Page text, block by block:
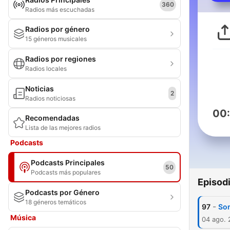
Radios más escuchadas
360
Radios por género
15 géneros musicales
Radios por regiones
Radios locales
Noticias
Radios noticiosas
2
Recomendadas
Lista de las mejores radios
Podcasts
Podcasts Principales
Podcasts más populares
50
Podcasts por Género
18 géneros temáticos
Música
97 -
04 ago.